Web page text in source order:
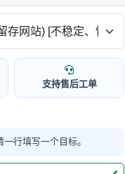
支持售后工单
行填写一个目标。